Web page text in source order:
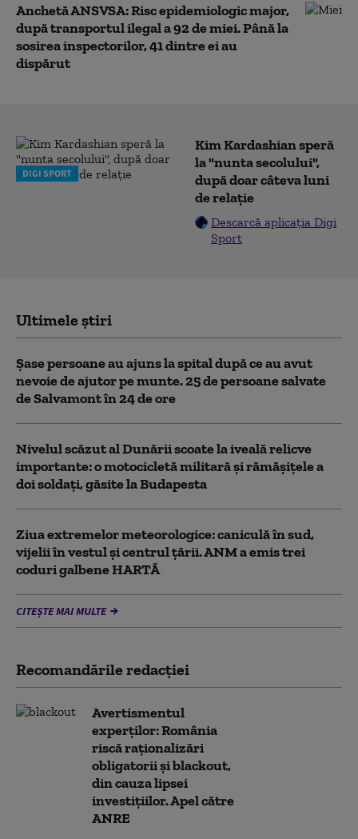
Anchetă ANSVSA: Risc epidemiologic major,
după transportul ilegal a 92 de miei. Până la
sosirea inspectorilor, 41 dintre ei au
dispărut
DIGI SPORT
Kim Kardashian speră
la "nunta secolului",
după doar câteva luni
de relație
Descarcă aplicația Digi
Sport
Ultimele știri
Șase persoane au ajuns la spital după ce au avut
nevoie de ajutor pe munte. 25 de persoane salvate
de Salvamont în 24 de ore
Nivelul scăzut al Dunării scoate la iveală relicve
importante: o motocicletă militară și rămășițele a
doi soldați, găsite la Budapesta
Ziua extremelor meteorologice: caniculă în sud,
vijelii în vestul și centrul țării. ANM a emis trei
coduri galbene HARTĂ
CITEȘTE MAI MULTE
Recomandările redacţiei
Avertismentul
experților: România
riscă raționalizări
obligatorii și blackout,
din cauza lipsei
investițiilor. Apel către
ANRE